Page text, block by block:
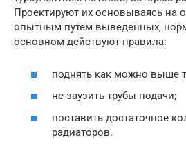
Проектируют их основываясь на
опытным путем выведенных,
основном действуют правила:
поднять как можно выше
не заузить трубы подачи;
поставить достаточное
радиаторов.